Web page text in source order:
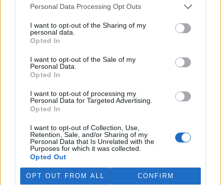
Personal Data Processing Opt Outs
I want to opt-out of the Sharing of my
personal data.
Opted In
I want to opt-out of the Sale of my
Personal Data.
Opted In
I want to opt-out of processing my
Personal Data for Targeted Advertising.
Opted In
I want to opt-out of Collection, Use,
Retention, Sale, and/or Sharing of my
Personal Data that Is Unrelated with the
Purposes for which it was collected.
Opted Out
OPT OUT FROM ALL CONFIRM
pronásledovali velrybáře
Islandské úřady nařídily
vyhoštění 21 aktivistů
pobřežní stráž s policií zabavily
jejich loď, která pronásledovala velrybářské plavidlo. Pasažéři lodi
patřící nadaci kanadsko-amerického ekologického aktivisty Paula
palubě nebyl. Píše o tom agentura AFP s odvoláním na islandskou
policii.
Záchranná stanice v Praze přijímá kvůli vedrům více
volně žijících zvířat
5.8.2026 17:40 | PRAHA (
teplotám pracovníci pražské